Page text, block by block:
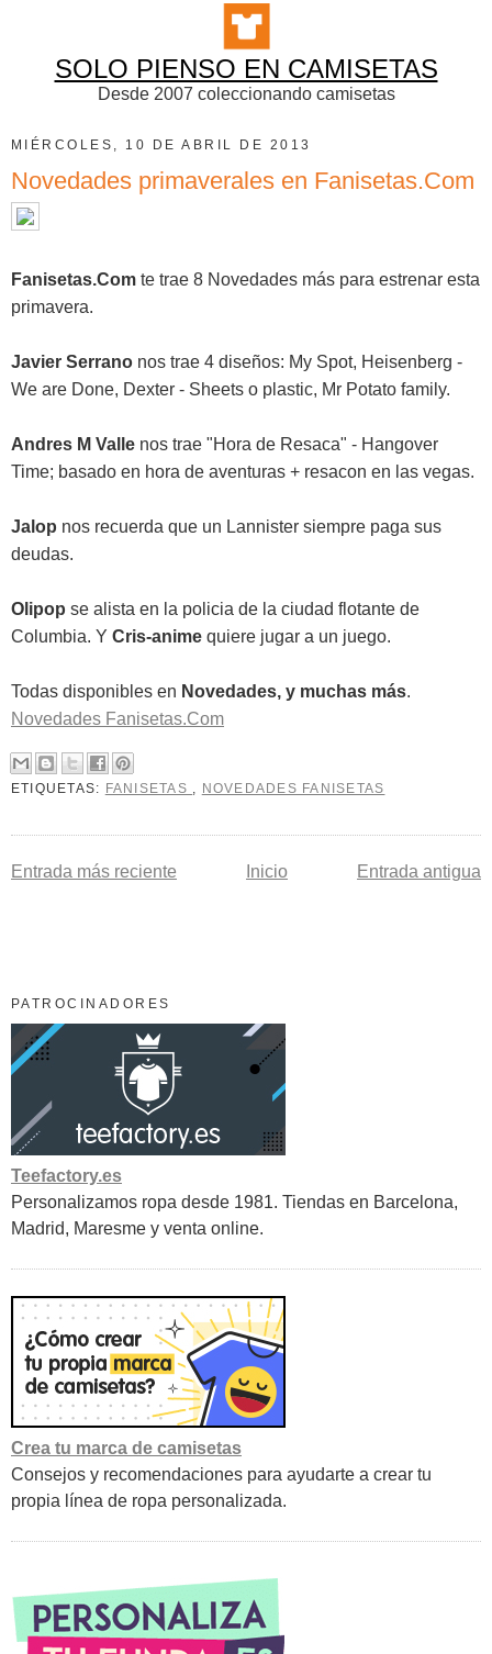
SOLO PIENSO EN CAMISETAS
Desde 2007 coleccionando camisetas
MIÉRCOLES, 10 DE ABRIL DE 2013
Novedades primaverales en Fanisetas.Com
Fanisetas.Com te trae 8 Novedades más para estrenar esta
primavera.
Javier Serrano nos trae 4 diseños: My Spot, Heisenberg -
We are Done, Dexter - Sheets o plastic, Mr Potato family.
Andres M Valle nos trae "Hora de Resaca" - Hangover
Time; basado en hora de aventuras + resacon en las vegas.
Jalop nos recuerda que un Lannister siempre paga sus
deudas.
Olipop se alista en la policia de la ciudad flotante de
Columbia. Y Cris-anime quiere jugar a un juego.
Todas disponibles en Novedades, y muchas más.
Novedades Fanisetas.Com
ETIQUETAS: FANISETAS , NOVEDADES FANISETAS
Entrada más reciente Entrada antigua
Inicio
PATROCINADORES
Teefactory.es
Personalizamos ropa desde 1981. Tiendas en Barcelona,
Madrid, Maresme y venta online.
Crea tu marca de camisetas
Consejos y recomendaciones para ayudarte a crear tu
propia línea de ropa personalizada.